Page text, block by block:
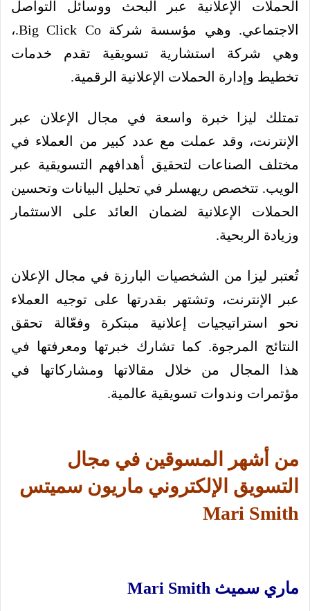
الحملات الإعلانية عبر البحث ووسائل التواصل
الاجتماعي. وهي مؤسسة شركة Big Click Co.،
وهي شركة استشارية تسويقية تقدم خدمات
تخطيط وإدارة الحملات الإعلانية الرقمية.
تمتلك ليزا خبرة واسعة في مجال الإعلان عبر
الإنترنت، وقد عملت مع عدد كبير من العملاء في
مختلف الصناعات لتحقيق أهدافهم التسويقية عبر
الويب. تتخصص ريهسلر في تحليل البيانات وتحسين
الحملات الإعلانية لضمان العائد على الاستثمار
وزيادة الربحية.
تُعتبر ليزا من الشخصيات البارزة في مجال الإعلان
عبر الإنترنت، وتشتهر بقدرتها على توجيه العملاء
نحو استراتيجيات إعلانية مبتكرة وفعّالة تحقق
النتائج المرجوة. كما تشارك خبرتها ومعرفتها في
هذا المجال من خلال مقالاتها ومشاركاتها في
مؤتمرات وندوات تسويقية عالمية.
من أشهر المسوقين في مجال
التسويق الإلكتروني ماريون سميتس
Mari Smith
ماري سميث Mari Smith